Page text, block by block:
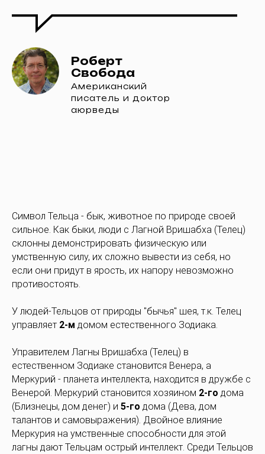
Роберт
Свобода
Американский
писатель и доктор
аюрведы
Символ Тельца - бык, животное по природе своей
сильное. Как быки, люди с Лагной Вришабха (Телец)
склонны демонстрировать физическую или
умственную силу, их сложно вывести из себя, но
если они придут в ярость, их напору невозможно
противостоять.
У людей-Тельцов от природы "бычья" шея, т.к. Телец
управляет 2-м домом естественного Зодиака.
Управителем Лагны Вришабха (Телец) в
естественном Зодиаке становится Венера, а
Меркурий - планета интеллекта, находится в дружбе с
Венерой. Меркурий становится хозяином 2-го дома
(Близнецы, дом денег) и 5-го дома (Дева, дом
талантов и самовыражения). Двойное влияние
Меркурия на умственные способности для этой
лагны дают Тельцам острый интеллект. Среди Тельцов